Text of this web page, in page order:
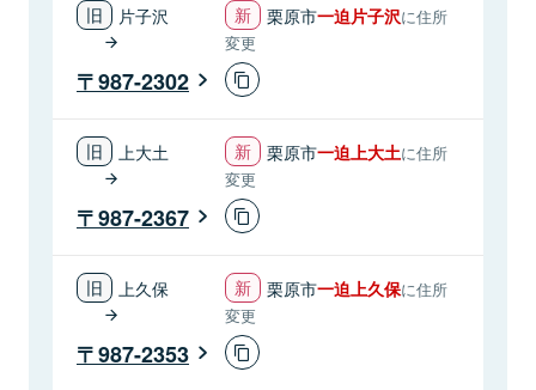
片子沢 栗原市一迫片子沢に住所
変更
987-2302
上大土 栗原市一迫上大土に住所
変更
987-2367
上久保 栗原市一迫上久保に住所
変更
987-2353